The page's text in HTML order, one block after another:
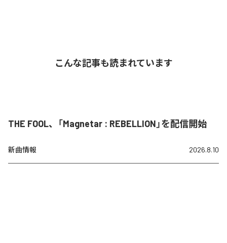
こんな記事も読まれています
THE FOOL、「Magnetar : REBELLION」を配信開始
新曲情報 2026.8.10